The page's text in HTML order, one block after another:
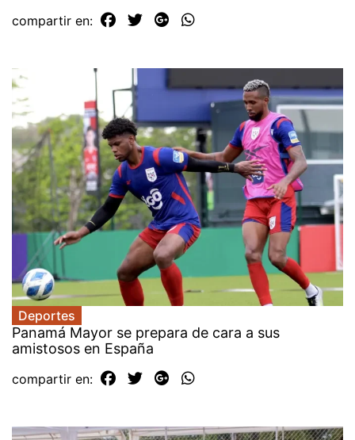
compartir en:
Deportes
Panamá Mayor se prepara de cara a sus
amistosos en España
compartir en: